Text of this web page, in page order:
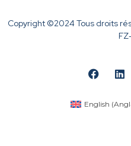
Copyright ©2024 Tous droits
English (